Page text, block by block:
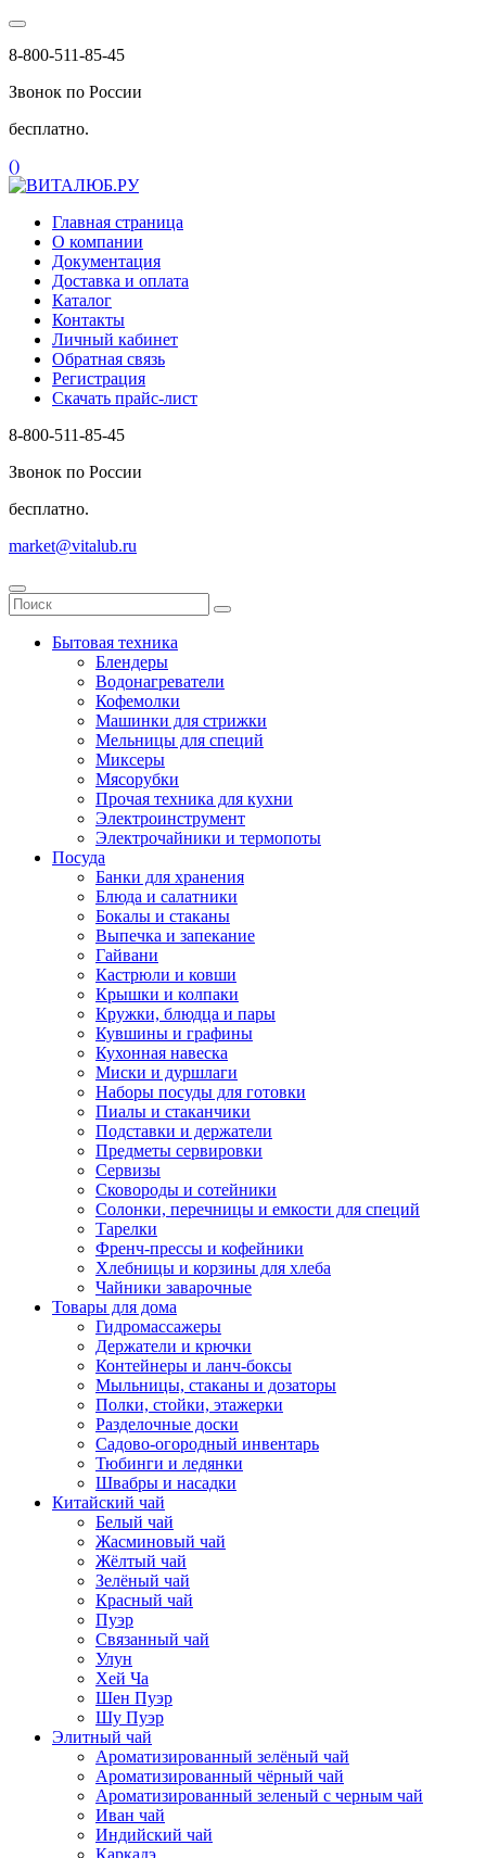
8-800-511-85-45
Звонок по России
бесплатно.
()
Главная страница
О компании
Документация
Доставка и оплата
Каталог
Контакты
Личный кабинет
Обратная связь
Регистрация
Скачать прайс-лист
8-800-511-85-45
Звонок по России
бесплатно.
market@vitalub.ru
Бытовая техника
Блендеры
Водонагреватели
Кофемолки
Машинки для стрижки
Мельницы для специй
Миксеры
Мясорубки
Прочая техника для кухни
Электроинструмент
Электрочайники и термопоты
Посуда
Банки для хранения
Блюда и салатники
Бокалы и стаканы
Выпечка и запекание
Гайвани
Кастрюли и ковши
Крышки и колпаки
Кружки, блюдца и пары
Кувшины и графины
Кухонная навеска
Миски и дуршлаги
Наборы посуды для готовки
Пиалы и стаканчики
Подставки и держатели
Предметы сервировки
Сервизы
Сковороды и сотейники
Солонки, перечницы и емкости для специй
Тарелки
Френч-прессы и кофейники
Хлебницы и корзины для хлеба
Чайники заварочные
Товары для дома
Гидромассажеры
Держатели и крючки
Контейнеры и ланч-боксы
Мыльницы, стаканы и дозаторы
Полки, стойки, этажерки
Разделочные доски
Садово-огородный инвентарь
Тюбинги и ледянки
Швабры и насадки
Китайский чай
Белый чай
Жасминовый чай
Жёлтый чай
Зелёный чай
Красный чай
Пуэр
Связанный чай
Улун
Хей Ча
Шен Пуэр
Шу Пуэр
Элитный чай
Ароматизированный зелёный чай
Ароматизированный чёрный чай
Ароматизированный зеленый с черным чай
Иван чай
Индийский чай
Каркадэ